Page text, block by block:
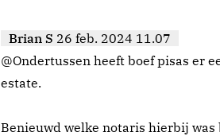
Brian S 26 feb. 2024 11.07
@Ondertussen heeft boef pisas er
estate.
Benieuwd welke notaris hierbij was